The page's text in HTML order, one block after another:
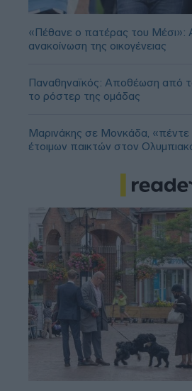
«Πέθανε ο πατέρας του Μέσι»:
ανακοίνωση της οικογένειας
Παναθηναϊκός: Αποθέωση από
το ρόστερ της ομάδας
Μαρινάκης σε Μονκάδα, «πέντε
έτοιμων παικτών στον